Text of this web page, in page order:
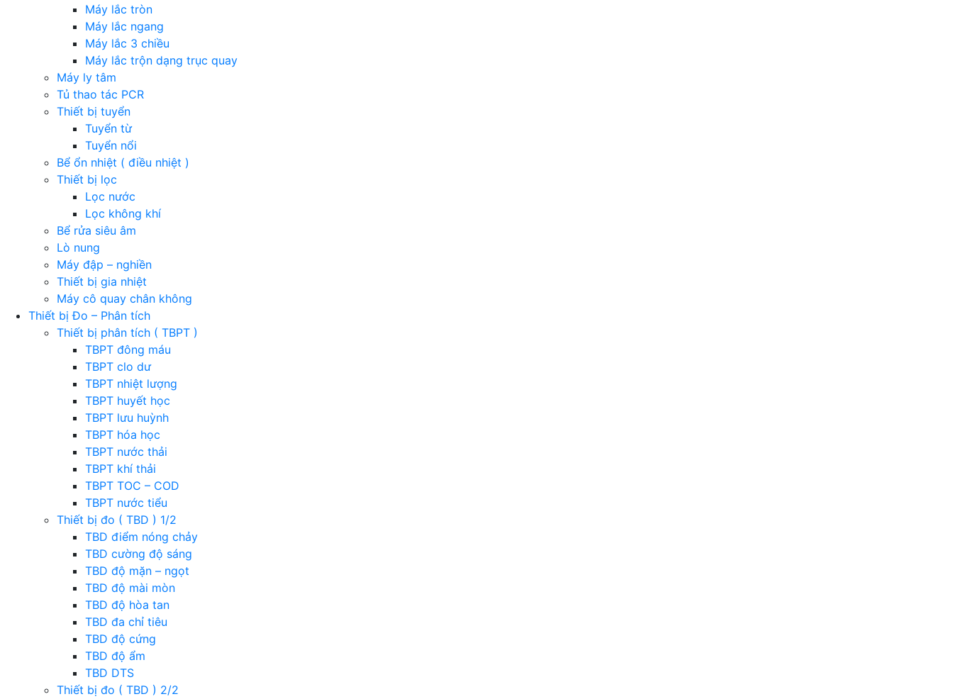
Máy lắc tròn
Máy lắc ngang
Máy lắc 3 chiều
Máy lắc trộn dạng trục quay
Máy ly tâm
Tủ thao tác PCR
Thiết bị tuyển
Tuyển từ
Tuyển nổi
Bể ổn nhiệt ( điều nhiệt )
Thiết bị lọc
Lọc nước
Lọc không khí
Bể rửa siêu âm
Lò nung
Máy đập – nghiền
Thiết bị gia nhiệt
Máy cô quay chân không
Thiết bị Đo – Phân tích
Thiết bị phân tích ( TBPT )
TBPT đông máu
TBPT clo dư
TBPT nhiệt lượng
TBPT huyết học
TBPT lưu huỳnh
TBPT hóa học
TBPT nước thải
TBPT khí thải
TBPT TOC – COD
TBPT nước tiểu
Thiết bị đo ( TBD ) 1/2
TBD điểm nóng chảy
TBD cường độ sáng
TBD độ mặn – ngọt
TBD độ mài mòn
TBD độ hòa tan
TBD đa chỉ tiêu
TBD độ cứng
TBD độ ẩm
TBD DTS
Thiết bị đo ( TBD ) 2/2